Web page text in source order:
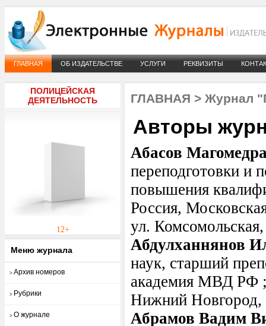
ГЛАВНАЯ ОБ ИЗДАТЕЛЬСТВЕ УСЛУГИ РЕКВИЗИТЫ
ПОЛИЦЕЙСКАЯ
ДЕЯТЕЛЬНОСТЬ
12+
Меню журнала
> Архив номеров
> Рубрики
> О журнале
ГЛАВНАЯ > Журнал
Авторы
Абасов
переподготовки и
повышения
Россия,
ул.
Абдулханнянов
наук, старший
академия МВД РФ ;
Нижний Новгород,
Абрамов Вадим